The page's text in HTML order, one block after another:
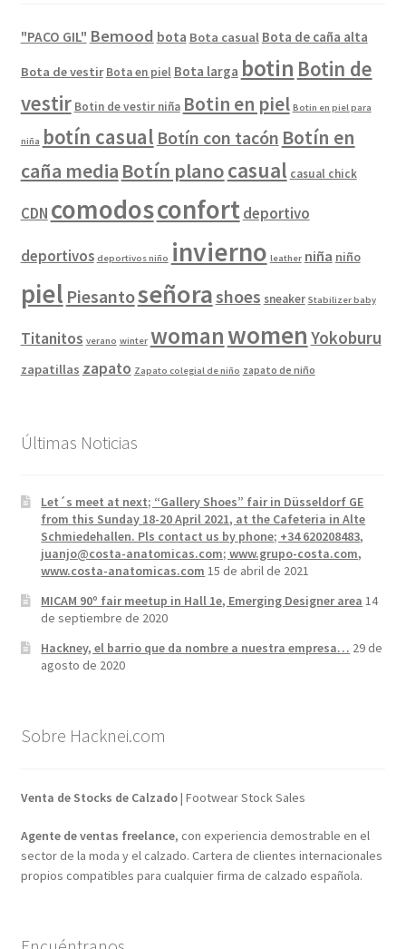
"PACO GIL" Bemood bota Bota casual Bota de caña alta
Bota de vestir Bota en piel Bota larga botin Botin de
vestir Botin de vestir niña Botin en piel Botin en piel para
niña botín casual Botín con tacón Botín en
caña media Botín planocasual casual chick
CDN comodosconfortdeportivo
deportivos deportivos niño invierno leather niña niño
piel Piesantoseñorashoes sneaker Stabilizer baby
Titanitos verano winter womanwomen Yokoburu
zapatillas zapato Zapato colegial de niño zapato de niño
Últimas Noticias
Let´s meet at next; “Gallery Shoes” fair in Düsseldorf GE
from this Sunday 18-20 April 2021, at the Cafeteria in Alte
Schmiedehallen. Pls contact us by phone; +34 620208483,
juanjo@costa-anatomicas.com; www.grupo-costa.com,
www.costa-anatomicas.com 15 de abril de 2021
MICAM 90º fair meetup in Hall 1e, Emerging Designer area 14
de septiembre de 2020
Hackney, el barrio que da nombre a nuestra empresa… 29 de
agosto de 2020
Sobre Hacknei.com
Venta de Stocks de Calzado| Footwear Stock Sales
Agente de ventas freelance, con experiencia demostrable en el
sector de la moda y el calzado. Cartera de clientes internacionales
propios compatibles para cualquier firma de calzado española.